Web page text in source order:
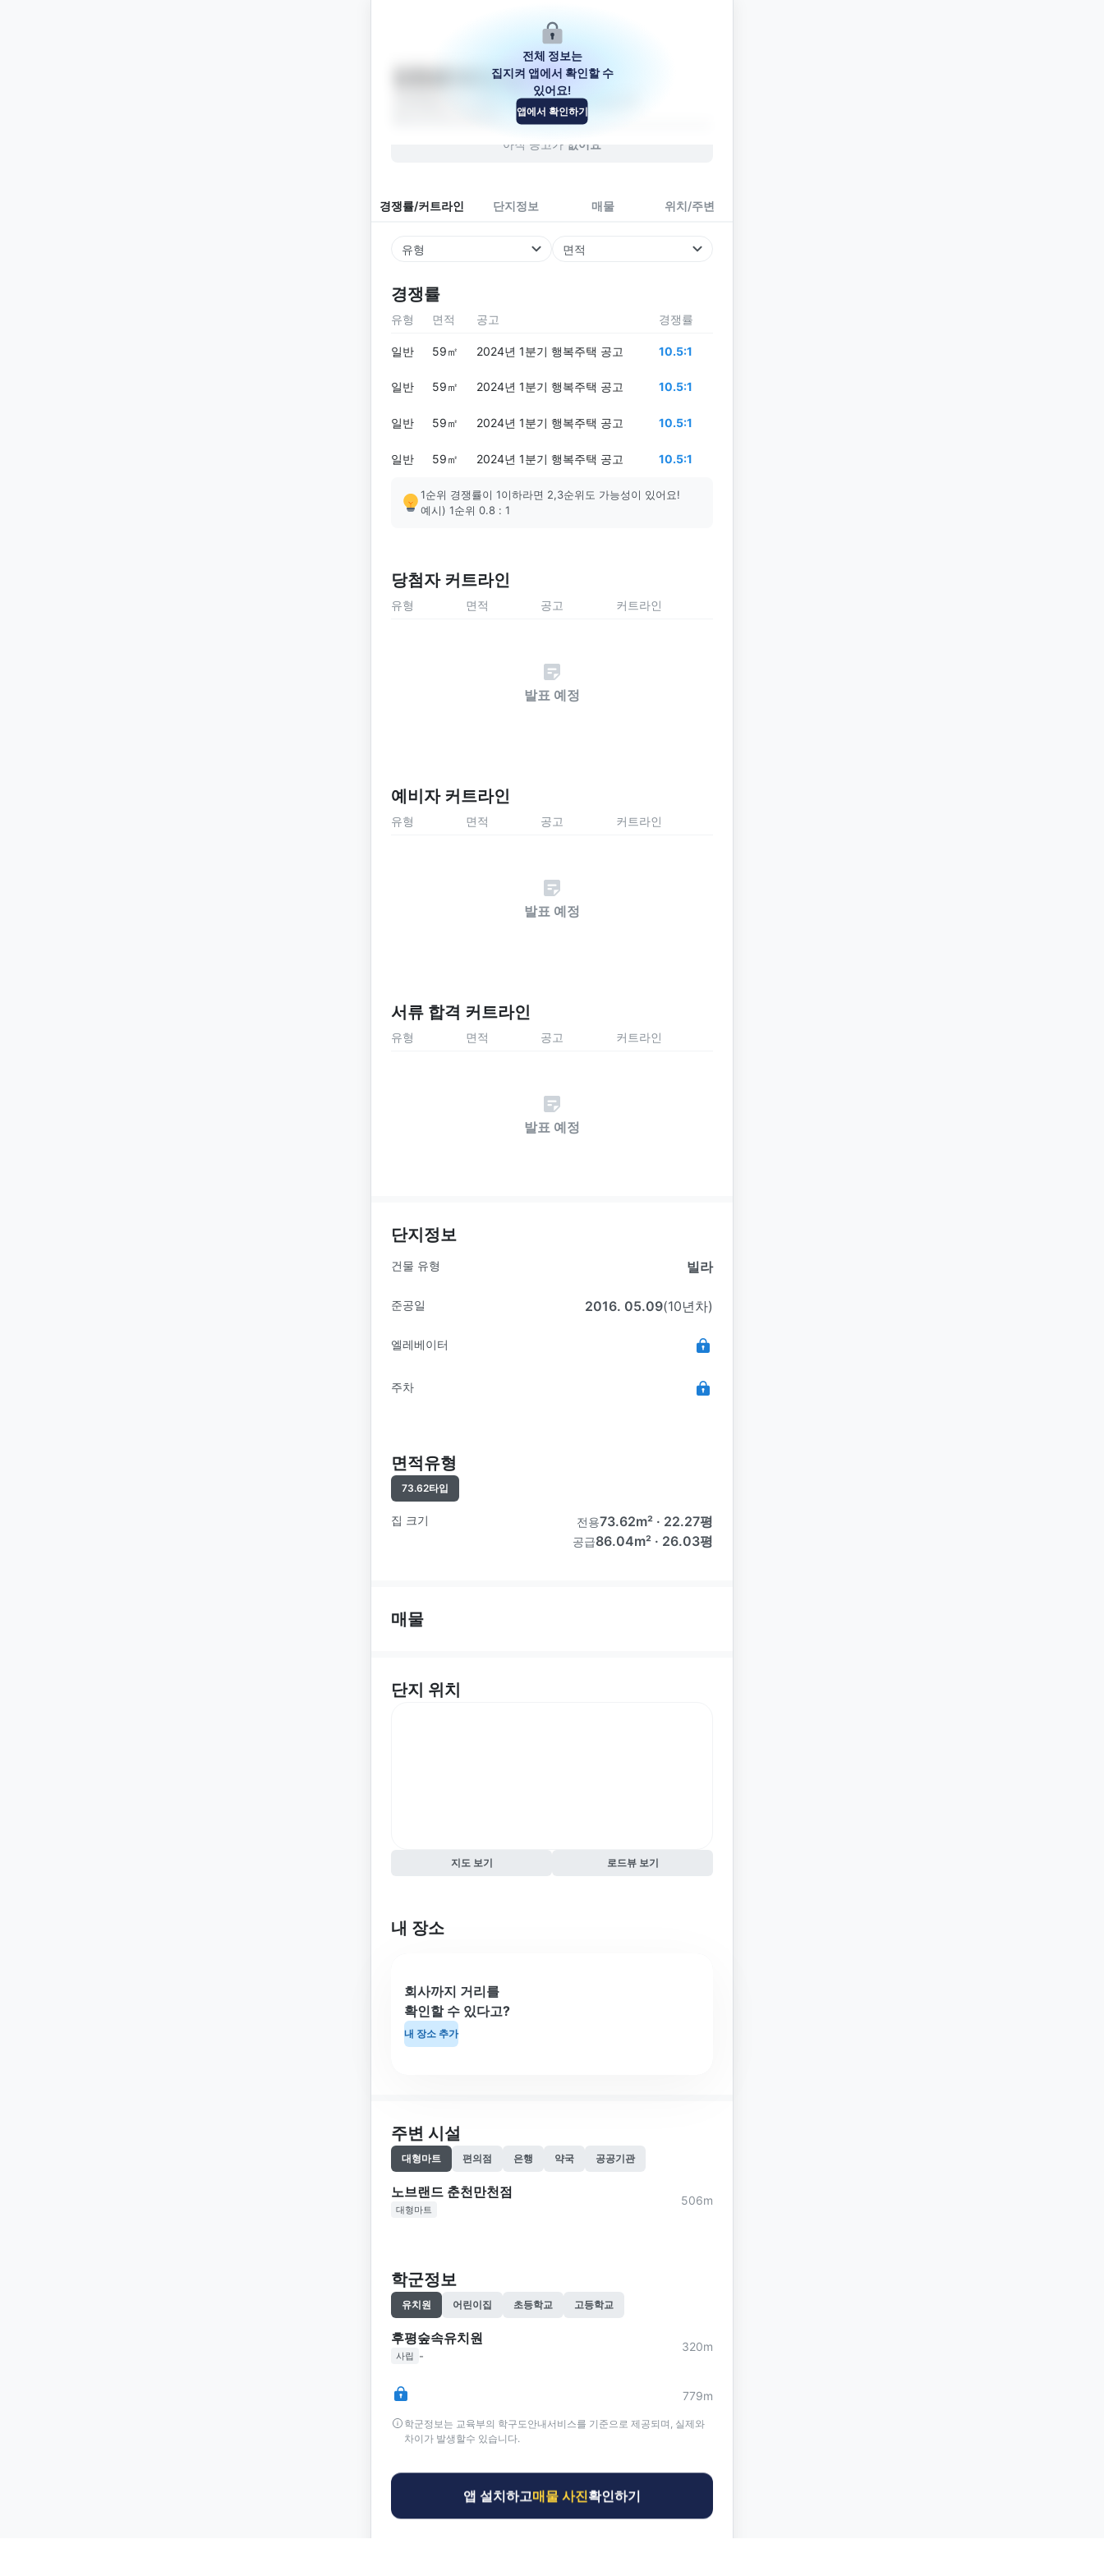
만천로143번길 34
강원특별자치도 춘천시 동면 만천로143번길 34
아직 공고가 없어요
경쟁률/커트라인 단지정보 매물 위치/주변
유형 면적
경쟁률
전체 정보는
집지켜 앱에서 확인할 수
있어요!
앱에서 확인하기
유형 면적 공고 경쟁률
일반 59㎡ 2024년 1분기 행복주택 공고 10.5:1
일반 59㎡ 2024년 1분기 행복주택 공고 10.5:1
일반 59㎡ 2024년 1분기 행복주택 공고 10.5:1
일반 59㎡ 2024년 1분기 행복주택 공고 10.5:1
1순위 경쟁률이 1이하라면 2,3순위도 가능성이 있어요!
예시) 1순위 0.8 : 1
당첨자 커트라인
유형 면적 공고 커트라인
발표 예정
예비자 커트라인
유형 면적 공고 커트라인
발표 예정
서류 합격 커트라인
유형 면적 공고 커트라인
발표 예정
단지정보
건물 유형 빌라
준공일 2016. 05.09(10년차)
엘레베이터
주차
면적유형
73.62타입
집 크기 전용73.62m² · 22.27평
공급86.04m² · 26.03평
매물
단지 위치
지도 보기 로드뷰 보기
내 장소
회사까지 거리를
확인할 수 있다고?
내 장소 추가
주변 시설
대형마트 편의점 은행 약국 공공기관
노브랜드 춘천만천점
대형마트
506m
학군정보
유치원 어린이집 초등학교 고등학교
후평숲속유치원
사립 -
320m
779m
학군정보는 교육부의 학구도안내서비스를 기준으로 제공되며, 실제와
차이가 발생할수 있습니다.
앱 설치하고매물 사진확인하기